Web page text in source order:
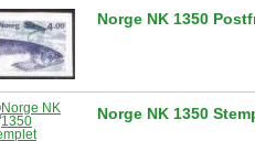
Norge NK 1350
Norge NK 1350